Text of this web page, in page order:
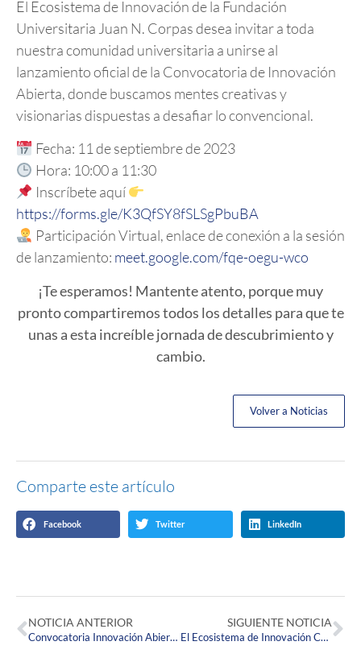
El Ecosistema de Innovación de la Fundación
Universitaria Juan N. Corpas desea invitar a toda
nuestra comunidad universitaria a unirse al
lanzamiento oficial de la Convocatoria de Innovación
Abierta, donde buscamos mentes creativas y
visionarias dispuestas a desafiar lo convencional.
Fecha: 11 de septiembre de 2023
Hora: 10:00 a 11:30
Inscríbete aquí
https://forms.gle/K3QfSY8fSLSgPbuBA
Participación Virtual, enlace de conexión a la sesión
de lanzamiento: meet.google.com/fqe-oegu-wco
¡Te esperamos! Mantente atento, porque muy
pronto compartiremos todos los detalles para que te
unas a esta increíble jornada de descubrimiento y
cambio.
Volver a Noticias
Comparte este artículo
Facebook Twitter LinkedIn
NOTICIA ANTERIOR
Convocatoria Innovación Abierta: ¡Forjando el Futuro a través de la Colaboración!
SIGUIENTE NOTICIA
El Ecosistema de Innovación Corpista y ASCUN te invitan a inscribirte a este increíble simposio